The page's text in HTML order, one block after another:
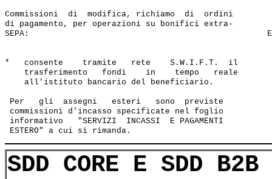
Commissioni  di  modifica, richiamo  di  ordini
di pagamento, per operazioni su bonifici extra-
SEPA:
*   consente    tramite   rete    S.W.I.F.T.  il
    trasferimento   fondi    in    tempo   reale
    all'istituto bancario del beneficiario.
Per   gli  assegni   esteri   sono  previste
commissioni d'incasso specificate nel foglio
informativo   "SERVIZI  INCASSI  E PAGAMENTI
SDD CORE E SDD B2B